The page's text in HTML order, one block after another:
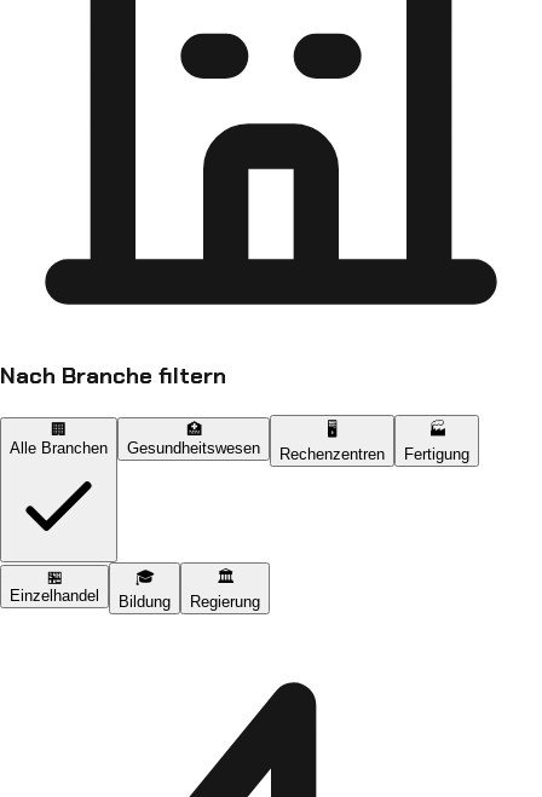
Nach Branche filtern
🏢
Alle Branchen
🏥
Gesundheitswesen
🖥️
Rechenzentren
🏭
Fertigung
🏪
Einzelhandel
🎓
Bildung
🏛️
Regierung